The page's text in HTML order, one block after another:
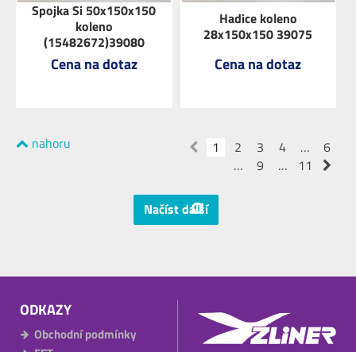
Spojka Si 50x150x150
koleno
(15482672)39080
Cena na dotaz
Hadice koleno
28x150x150 39075
Cena na dotaz
ZOBRAZIT
nahoru 1 2 3 4 …
6
…
9 … 11
Načíst další
ODKAZY
Obchodní podmínky